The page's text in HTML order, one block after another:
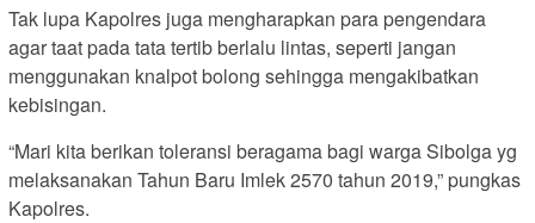
Tak lupa Kapolres juga mengharapkan para pengendara
agar taat pada tata tertib berlalu lintas, seperti jangan
menggunakan knalpot bolong sehingga mengakibatkan
kebisingan.
“Mari kita berikan toleransi beragama bagi warga Sibolga yg
melaksanakan Tahun Baru Imlek 2570 tahun 2019,” pungkas
Kapolres.